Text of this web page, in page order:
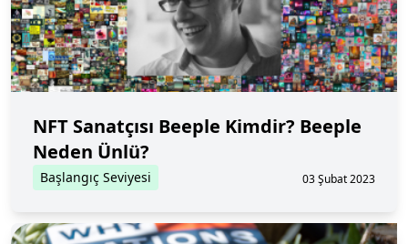
NFT Sanatçısı Beeple Kimdir? Beeple
Neden Ünlü?
Başlangıç Seviyesi 03 Şubat 2023